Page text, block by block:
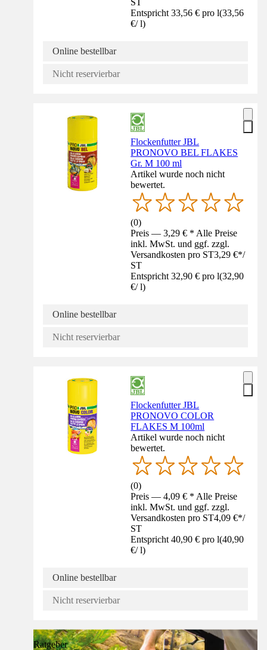
ST
Entspricht 33,56 € pro l(33,56
€/ l)
Online bestellbar
Nicht reservierbar
Flockenfutter JBL
PRONOVO BEL FLAKES
Gr. M 100 ml
Artikel wurde noch nicht
bewertet.
(0)
Preis — 3,29 € * Alle Preise
inkl. MwSt. und ggf. zzgl.
Versandkosten pro ST3,29 €*/
ST
Entspricht 32,90 € pro l(32,90
€/ l)
Online bestellbar
Nicht reservierbar
Flockenfutter JBL
PRONOVO COLOR
FLAKES M 100ml
Artikel wurde noch nicht
bewertet.
(0)
Preis — 4,09 € * Alle Preise
inkl. MwSt. und ggf. zzgl.
Versandkosten pro ST4,09 €*/
ST
Entspricht 40,90 € pro l(40,90
€/ l)
Online bestellbar
Nicht reservierbar
Ratgeber